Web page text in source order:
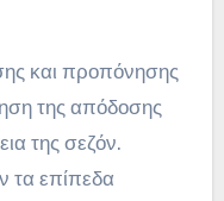
και προπόνησης
της απόδοσης
της σεζόν.
τα επίπεδα